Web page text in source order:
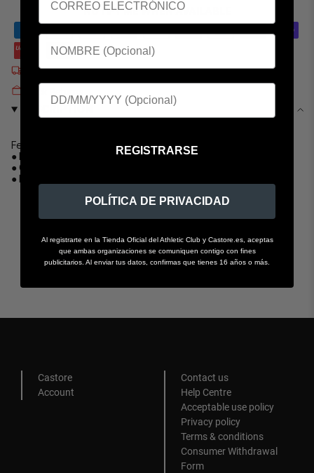
NOTIFY ME WHEN AVAILABLE
Free EU Delivery on orders over €90
Features:
● Round neckline.
● Colored panels on sleeves.
● Lion printed across the front.
RECOMMENDED
Castore
Account
Contact us
Help Centre
Acceptable use policy
Privacy policy
Terms & conditions
Consumer Withdrawal
Form
REGISTRARSE
POLÍTICA DE PRIVACIDAD
Al registrarte en la Tienda Oficial del Athletic Club y Castore.es, aceptas
que ambas organizaciones se comuniquen contigo con fines
publicitarios. Al enviar tus datos, confirmas que tienes 16 años o más.